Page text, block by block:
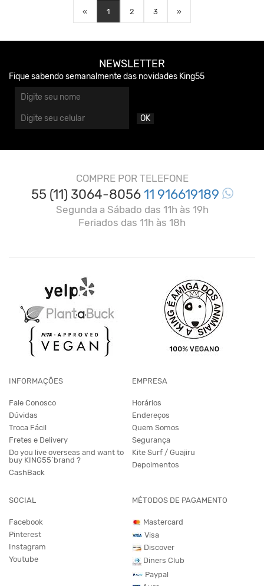
« 1 2 3 »
NEWSLETTER
Fique sabendo semanalmente das novidades King55
OK
COMPRE POR TELEFONE
55 (11) 3064-805611 916619189
Segunda a Sábado das 11h às 19h
Feriados das 11h às 18h
INFORMAÇÕES
Fale Conosco
Dúvidas
Troca Fácil
Fretes e Delivery
Do you live overseas and want to
buy KING55´brand ?
CashBack
EMPRESA
Horários
Endereços
Quem Somos
Segurança
Kite Surf / Guajiru
Depoimentos
SOCIAL
Facebook
Pinterest
Instagram
Youtube
MÉTODOS DE PAGAMENTO
Mastercard
Visa
Discover
Diners Club
Paypal